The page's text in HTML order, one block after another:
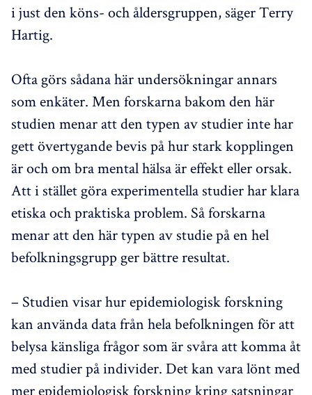
i just den köns- och åldersgruppen, säger Terry
Hartig.
Ofta görs sådana här undersökningar annars
som enkäter. Men forskarna bakom den här
studien menar att den typen av studier inte har
gett övertygande bevis på hur stark kopplingen
är och om bra mental hälsa är effekt eller orsak.
Att i stället göra experimentella studier har klara
etiska och praktiska problem. Så forskarna
menar att den här typen av studie på en hel
befolkningsgrupp ger bättre resultat.
– Studien visar hur epidemiologisk forskning
kan använda data från hela befolkningen för att
belysa känsliga frågor som är svåra att komma åt
med studier på individer. Det kan vara lönt med
mer epidemiologisk forskning kring satsningar